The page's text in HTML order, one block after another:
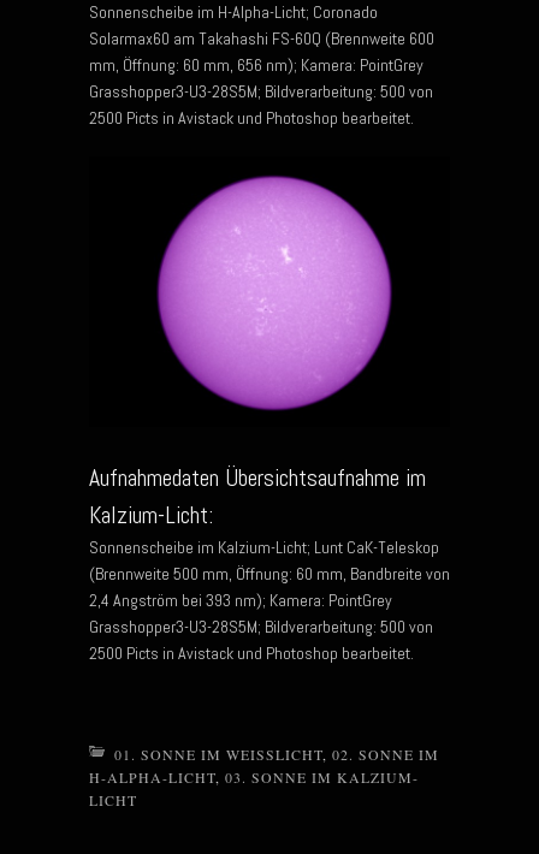
Sonnenscheibe im H-Alpha-Licht; Coronado
Solarmax60 am Takahashi FS-60Q (Brennweite 600
mm, Öffnung: 60 mm, 656 nm); Kamera: PointGrey
Grasshopper3-U3-28S5M; Bildverarbeitung: 500 von
2500 Picts in Avistack und Photoshop bearbeitet.
Aufnahmedaten Übersichtsaufnahme im
Kalzium-Licht:
Sonnenscheibe im Kalzium-Licht; Lunt CaK-Teleskop
(Brennweite 500 mm, Öffnung: 60 mm, Bandbreite von
2,4 Angström bei 393 nm); Kamera: PointGrey
Grasshopper3-U3-28S5M; Bildverarbeitung: 500 von
2500 Picts in Avistack und Photoshop bearbeitet.
01. SONNE IM WEISSLICHT 02. SONNE IM
H-ALPHA-LICHT 03. SONNE IM KALZIUM-
LICHT